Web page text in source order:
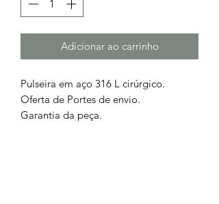
Adicionar ao carrinho
Pulseira em aço 316 L cirúrgico.
Oferta de Portes de envio.
Garantia da peça.